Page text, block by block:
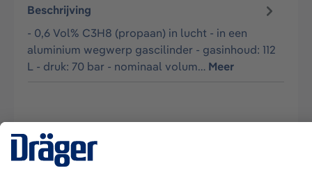
Beschrijving
- 0,6 Vol% C3H8 (propaan) in lucht - in een
aluminium wegwerp gascilinder - gasinhoud: 112
L - druk: 70 bar - nominaal volum… Meer